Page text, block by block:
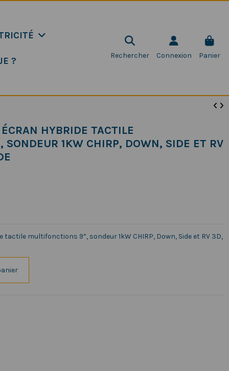
? Rechercher Connexion Panier
HYBRIDE TACTILE
SONDEUR 1KW CHIRP, DOWN, SIDE ET RV
tactile multifonctions 9”, sondeur 1kW CHIRP, Down, Side et RV 3D,